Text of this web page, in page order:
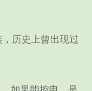
历史上曾出现过